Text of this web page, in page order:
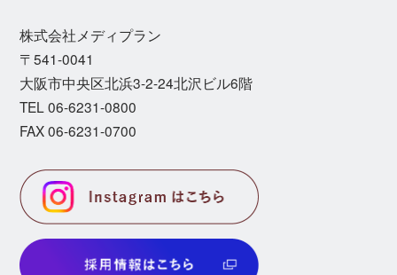
株式会社メディプラン
〒541-0041
⼤阪市中央区北浜3-2-24北沢ビル6階
TEL 06-6231-0800
FAX 06-6231-0700